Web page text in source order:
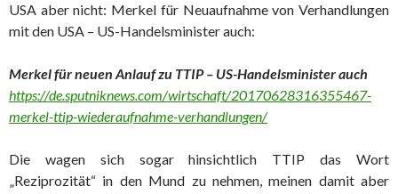
USA aber nicht: Merkel für Neuaufnahme von Verhandlungen
mit den USA – US-Handelsminister auch:
Merkel für neuen Anlauf zu TTIP – US-Handelsminister auch
https://de.sputniknews.com/wirtschaft/20170628316355467-
merkel-ttip-wiederaufnahme-verhandlungen/
Die wagen sich sogar hinsichtlich TTIP das Wort
„Reziprozität“ in den Mund zu nehmen, meinen damit aber